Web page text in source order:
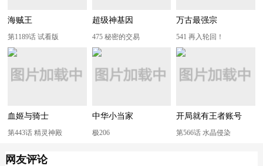
海贼王
第1189话 试看版
超级神基因
475 秘密的交易
万古最强宗
541 再入轮回！
血姬与骑士
第443话 精灵神殿
中华小当家
极206
开局就有王者账号
第566话 水晶侵染
网友评论